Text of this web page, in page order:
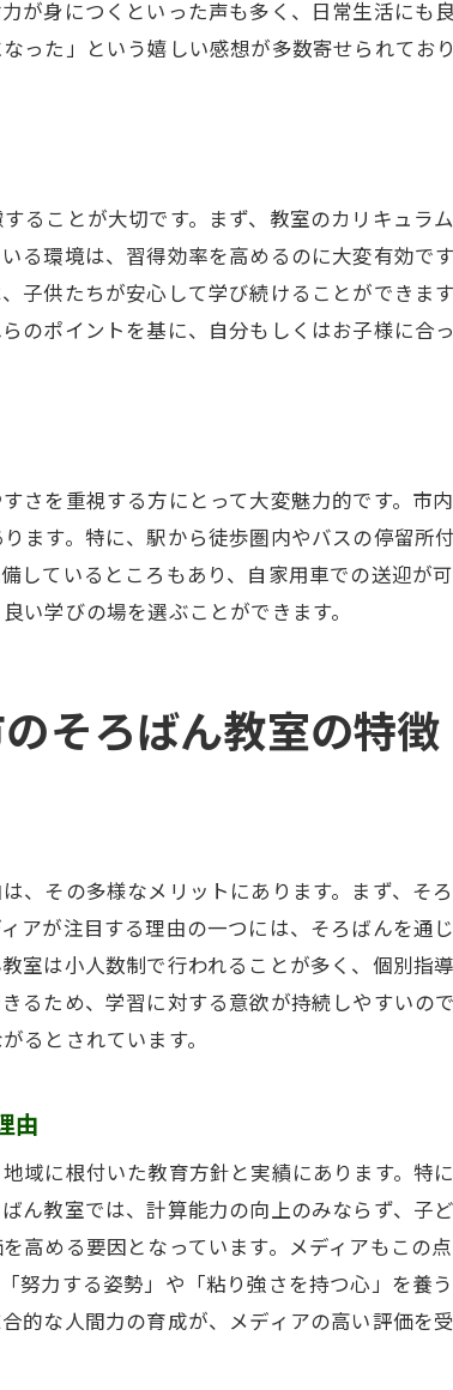
力を高めるそろばん教室のアプローチ
市のそろばん教室で培う協調性
人気のそろばん教室が注目される理由
ばん教室の人気の秘密とは？
島市で選ばれるそろばん教室の条件
のそろばん教室の実績と評価
教室を通じて学ぶ子どもの成長ストーリー
ばん教室での子どもの成長体験談
もたちの成長を支えるそろばん教室
的効果を引き出すそろばん教室の秘訣
ばん教室が与える具体的な教育効果
効率を高めるためのそろばん教室活用法
市でのそろばん教室の成果と評価
が身につくといった声も多く、日常生活にも
った」という嬉しい感想が多数寄せられてお
ることが大切です。まず、教室のカリキュラ
る環境は、習得効率を高めるのに大変有効で
子供たちが安心して学び続けることができま
のポイントを基に、自分もしくはお子様に合
さを重視する方にとって大変魅力的です。市
ます。特に、駅から徒歩圏内やバスの停留所
しているところもあり、自家用車での送迎が
い学びの場を選ぶことができます。
そろばん教室の特徴
、その多様なメリットにあります。まず、そ
アが注目する理由の一つには、そろばんを通
室は小人数制で行われることが多く、個別指
るため、学習に対する意欲が持続しやすいの
るとされています。
由
域に根付いた教育方針と実績にあります。特
ん教室では、計算能力の向上のみならず、子
高める要因となっています。メディアもこの
努力する姿勢」や「粘り強さを持つ心」を養
的な人間力の育成が、メディアの高い評価を